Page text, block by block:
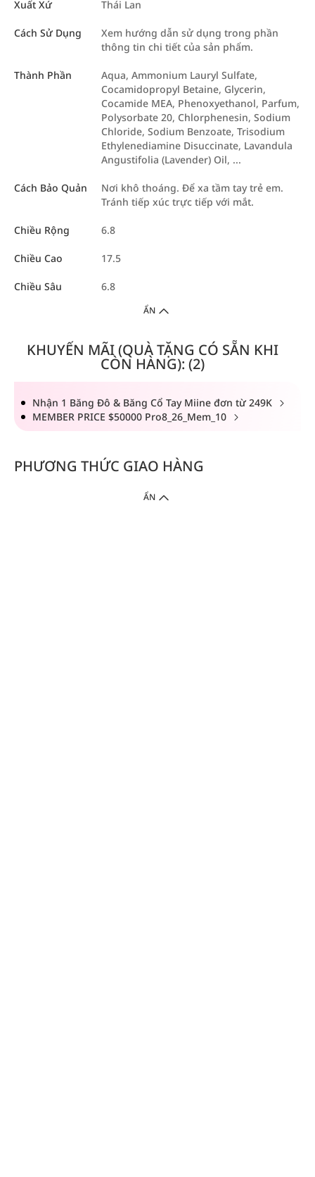
Xuất Xứ Thái Lan
Cách Sử Dụng
Xem hướng dẫn sử dụng trong phần
thông tin chi tiết của sản phẩm.
Thành Phần
Aqua, Ammonium Lauryl Sulfate,
Cocamidopropyl Betaine, Glycerin,
Cocamide MEA, Phenoxyethanol, Parfum,
Polysorbate 20, Chlorphenesin, Sodium
Chloride, Sodium Benzoate, Trisodium
Ethylenediamine Disuccinate, Lavandula
Angustifolia (Lavender) Oil, ...
Cách Bảo Quản
Nơi khô thoáng. Để xa tầm tay trẻ em.
Tránh tiếp xúc trực tiếp với mắt.
Chiều Rộng 6.8
Chiều Cao 17.5
Chiều Sâu 6.8
ẨN
KHUYẾN MÃI (QUÀ TẶNG CÓ SẴN KHI
CÒN HÀNG): (2)
Nhận 1 Băng Đô & Băng Cổ Tay Miine đơn từ 249K
MEMBER PRICE $50000 Pro8_26_Mem_10
PHƯƠNG THỨC GIAO HÀNG
ẨN